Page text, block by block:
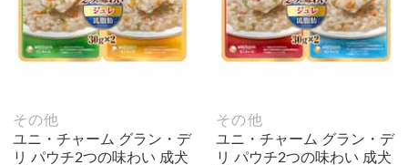
その他
ユニ・チャーム グラン・デ
リ パウチ2つの味わい 成犬
その他
ユニ・チャーム グラン・デ
リ パウチ2つの味わい 成犬